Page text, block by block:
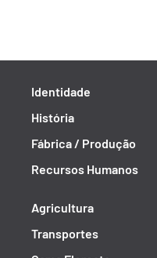
Identidade
História
Fábrica / Produção
Recursos Humanos
Agricultura
Transportes